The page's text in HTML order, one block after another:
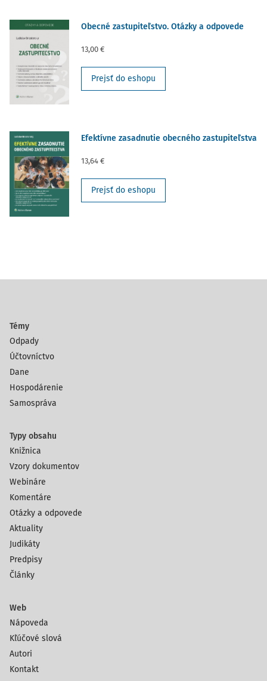
Obecné zastupiteľstvo. Otázky a odpovede
13,00 €
Prejsť do eshopu
Efektívne zasadnutie obecného zastupiteľstva
13,64 €
Prejsť do eshopu
Témy
Odpady
Účtovníctvo
Dane
Hospodárenie
Samospráva
Typy obsahu
Knižnica
Vzory dokumentov
Webináre
Komentáre
Otázky a odpovede
Aktuality
Judikáty
Predpisy
Články
Web
Nápoveda
Kľúčové slová
Autori
Kontakt